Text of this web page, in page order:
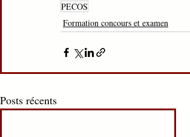
PECOS
Formation concours et examen
Posts récents